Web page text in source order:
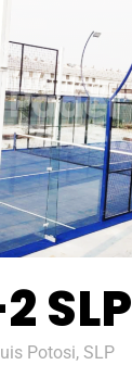
SLP
Potosi, SLP